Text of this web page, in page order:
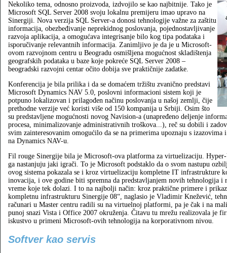
Nekoliko tema, odnosno proizvoda, izdvojilo se kao najbitnije. Tako je
Microsoft SQL Server 2008 svoju lokalnu premijeru imao upravo na
Sinergiji. Nova verzija SQL Server-a donosi tehnologije važne za zaštitu
informacija, obezbeđivanje neprekidnog poslovanja, pojednostavljivanje
razvoja aplikacija, a omogućava integrisanje bilo kog tipa podataka i
isporučivanje relevantnih informacija. Zanimljivo je da je u Microsoft-
ovom razvojnom centru u Beogradu osmišljena mogućnost skladištenja
geografskih podataka u baze koje pokreće SQL Server 2008 –
beogradski razvojni centar očito dobija sve praktičnije zadatke.
Konferencija je bila prilika i da se domaćem tržištu zvanično predstavi
Microsoft Dynamics NAV 5.0, poslovni informacioni sistem koji je
potpuno lokalizovan i prilagođen načinu poslovanja u našoj zemlji, čije
prethodne verzije već koristi više od 150 kompanija u Srbiji. Osim što
su predstavljene mogućnosti novog Navision-a (unapređeno deljenje
procesa, minimalizovanje administrativnih troškova...), reč su dobili i
svim zainteresovanim omogućilo da se na primerima upoznaju s izazovima
na Dynamics NAV-u.
Fil rouge Sinergije bila je Microsoft-ova platforma za virtuelizaciju.
ga nastanjuju jaki igrači. To je Microsoft podstaklo da o svom nastupu
ovog sistema pokazala se i kroz virtuelizaciju kompletne IT infrastrukture
inovacija, i ove godine biti spremna da predstavljanjem novih tehnologija
vreme koje tek dolazi. I to na najbolji način: kroz praktične primere i
kompletnu infrastrukturu Sinergije 08“, naglasio je Vladimir Knežević,
računari u Master centru radili su na virtuelnoj platformi, pa je čak i na
punoj snazi Vista i Office 2007 okruženja. Čitavu tu mrežu realizovala je
iskustvo u primeni Microsoft-ovih tehnologija na korporativnom nivou.
Softver kao servis